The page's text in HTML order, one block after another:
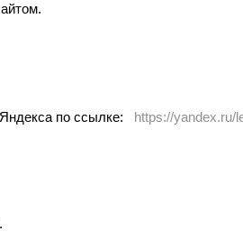
по ссылке: https://yandex.ru/